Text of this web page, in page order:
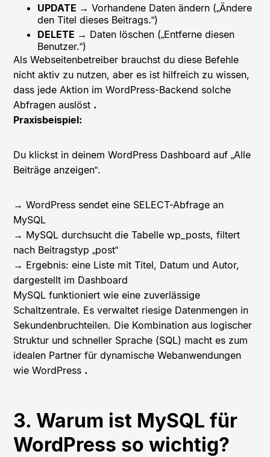
UPDATE → Vorhandene Daten ändern („Ändere
den Titel dieses Beitrags.“)
DELETE → Daten löschen („Entferne diesen
Benutzer.“)
Als Webseitenbetreiber brauchst du diese Befehle
nicht aktiv zu nutzen, aber es ist hilfreich zu wissen,
dass jede Aktion im WordPress-Backend solche
Abfragen auslöst .
Praxisbeispiel:
Du klickst in deinem WordPress Dashboard auf „Alle
Beiträge anzeigen“.
→ WordPress sendet eine SELECT-Abfrage an
MySQL
→ MySQL durchsucht die Tabelle wp_posts, filtert
nach Beitragstyp „post“
→ Ergebnis: eine Liste mit Titel, Datum und Autor,
dargestellt im Dashboard
MySQL funktioniert wie eine zuverlässige
Schaltzentrale. Es verwaltet riesige Datenmengen in
Sekundenbruchteilen. Die Kombination aus logischer
Struktur und schneller Sprache (SQL) macht es zum
idealen Partner für dynamische Webanwendungen
wie WordPress .
3. Warum ist MySQL für
WordPress so wichtig?